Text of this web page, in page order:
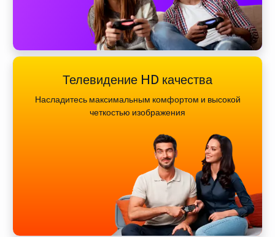
Телевидение HD качества
Насладитесь максимальным комфортом и высокой
четкостью изображения